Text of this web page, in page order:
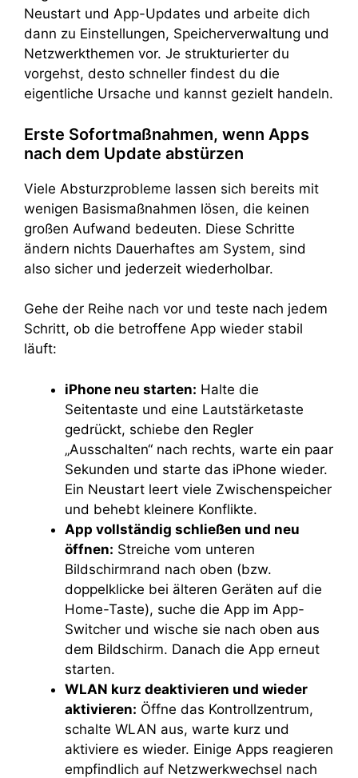
Neustart und App-Updates und arbeite dich
dann zu Einstellungen, Speicherverwaltung und
Netzwerkthemen vor. Je strukturierter du
vorgehst, desto schneller findest du die
eigentliche Ursache und kannst gezielt handeln.
Erste Sofortmaßnahmen, wenn Apps
nach dem Update abstürzen
Viele Absturzprobleme lassen sich bereits mit
wenigen Basismaßnahmen lösen, die keinen
großen Aufwand bedeuten. Diese Schritte
ändern nichts Dauerhaftes am System, sind
also sicher und jederzeit wiederholbar.
Gehe der Reihe nach vor und teste nach jedem
Schritt, ob die betroffene App wieder stabil
läuft:
iPhone neu starten: Halte die
Seitentaste und eine Lautstärketaste
gedrückt, schiebe den Regler
„Ausschalten“ nach rechts, warte ein paar
Sekunden und starte das iPhone wieder.
Ein Neustart leert viele Zwischenspeicher
und behebt kleinere Konflikte.
App vollständig schließen und neu
öffnen: Streiche vom unteren
Bildschirmrand nach oben (bzw.
doppelklicke bei älteren Geräten auf die
Home-Taste), suche die App im App-
Switcher und wische sie nach oben aus
dem Bildschirm. Danach die App erneut
starten.
WLAN kurz deaktivieren und wieder
aktivieren: Öffne das Kontrollzentrum,
schalte WLAN aus, warte kurz und
aktiviere es wieder. Einige Apps reagieren
empfindlich auf Netzwerkwechsel nach